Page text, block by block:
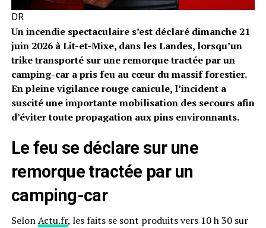
DR
Un incendie spectaculaire s’est déclaré dimanche 21
juin 2026 à Lit-et-Mixe, dans les Landes, lorsqu’un
trike transporté sur une remorque tractée par un
camping-car a pris feu au cœur du massif forestier.
En pleine vigilance rouge canicule, l’incident a
suscité une importante mobilisation des secours afin
d’éviter toute propagation aux pins environnants.
Le feu se déclare sur une
remorque tractée par un
camping-car
SelonActu.fr, les faits se sont produits vers 10 h 30 sur